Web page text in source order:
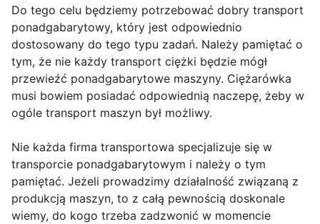
Do tego celu będziemy potrzebować dobry transport
ponadgabarytowy, który jest odpowiednio
dostosowany do tego typu zadań. Należy pamiętać o
tym, że nie każdy transport ciężki będzie mógł
przewieźć ponadgabarytowe maszyny. Ciężarówka
musi bowiem posiadać odpowiednią naczepę, żeby w
ogóle transport maszyn był możliwy.
Nie każda firma transportowa specjalizuje się w
transporcie ponadgabarytowym i należy o tym
pamiętać. Jeżeli prowadzimy działalność związaną z
produkcją maszyn, to z całą pewnością doskonale
wiemy, do kogo trzeba zadzwonić w momencie